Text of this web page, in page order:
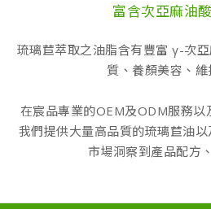
富含次亞麻油
琉璃苣萃取之油脂含有豐富 γ-次
質、養顏美容、維
在宸品專業的OEM及ODM服務以
我們提供大量高品質的琉璃苣油
市場洞察到產品配方